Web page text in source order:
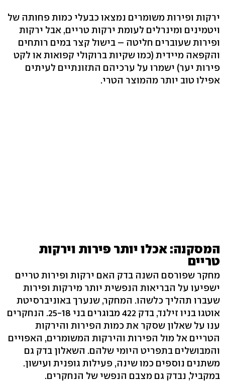
ירקות ופירות משומרים נמצאו כבעלי כמות פחותה של
ויטמינים ומינרלים לעומת ירקות טריים, אבל ירקות
ופירות שעוברים חליטה – בישול קצר במים רותחים
והקפאה מיידית (כמו שקיות ברוקולי קפואות או לקט
פירות יער) ישמרו על ערכיהם התזונתיים לעיתים
אפילו טוב יותר מהמוצר הטרי.
המסקנה: אכלו יותר פירות וירקות
טריים
מחקר שפורסם השנה בדק האם ירקות ופירות טריים
ישפיעו על הבריאות הנפשית יותר מירקות ופירות
שעברו תהליך כלשהו. המחקר, שנערך באוניברסיטת
אוטגו בניו זילנד, בדק 422 מבוגרים בני 25-18. הנחקרים
ענו על שאלון שסקר את כמות הפירות והירקות
הטריים אל מול הפירות והירקות המשומרים, האפויים
והמבושלים בתפריט היומי שלהם. השאלון בדק גם
משתנים נוספים כמו שינה, פעילות גופנית ועישון.
במקביל, נבדק גם מצבם הנפשי של הנחקרים.